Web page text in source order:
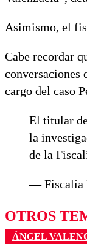
Asimismo, el
Cabe recordar
conversaciones
cargo del caso
El titular
la
de la
— Fiscalía
OTROS
ÁNGEL